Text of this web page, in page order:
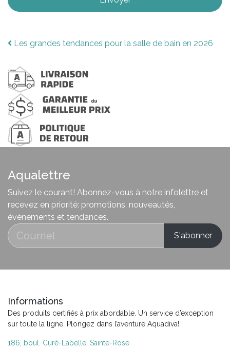
Post
navigation
Les grandes tendances pour la salle de bain en 2026
Aqualettre
Suivez le courant! Abonnez-vous à notre infolettre et
recevez en priorité: promotions, nouveautés,
évènements et tendances.
Informations
Des produits certifiés à prix abordable. Un service d’exception
sur toute la ligne. Plongez dans l’aventure Aquadiva!
186, boul. Curé-Labelle, Sainte-Rose